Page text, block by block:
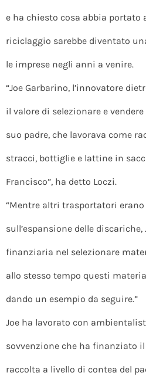
e ha chiesto cosa abbia portato
riciclaggio sarebbe diventato
le imprese negli anni a venire.
“Joe Garbarino, l’innovatore
il valore di selezionare e
suo padre, che lavorava come
stracci, bottiglie e lattine in
Francisco”, ha detto Loczi.
“Mentre altri trasportatori
sull’espansione delle
finanziaria nel selezionare
allo stesso tempo questi
dando un esempio da seguire.”
Joe ha lavorato con
sovvenzione che ha finanziato
raccolta a livello di contea del